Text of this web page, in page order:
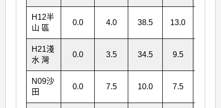
H12半
山 區
0.0 4.0 38.5 13.0
H21淺
水 灣
0.0 3.5 34.5 9.5
N09沙
田
0.0 7.5 10.0 7.5